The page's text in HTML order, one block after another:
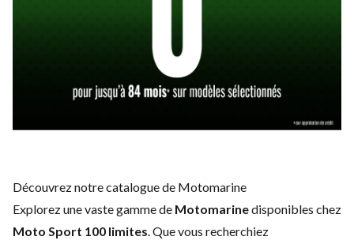
Découvrez notre catalogue de Motomarine
Explorez une vaste gamme de Motomarinedisponibles chez
Moto Sport 100 limites. Que vous recherchiez